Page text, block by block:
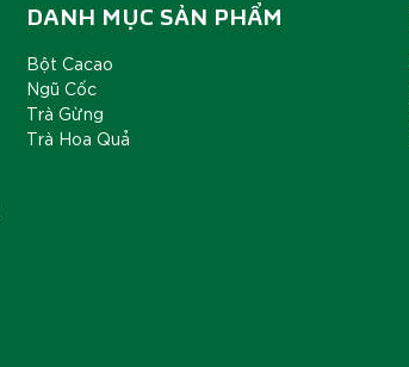
DANH MỤC SẢN PHẨM
Bột Cacao
Ngũ Cốc
Trà Gừng
Trà Hoa Quả